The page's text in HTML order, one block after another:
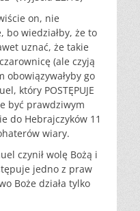
on, nie
bo wiedziałby, że to
uznać, że takie
(ale czyją
obowiązywałyby go
który POSTĘPUJE
być prawdziwym
do Hebrajczyków 11
wiary.
czynił wolę Bożą i
jedno z praw
Boże działa tylko